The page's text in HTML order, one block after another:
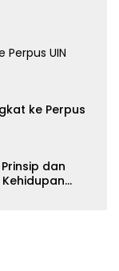
ke Perpus
dan